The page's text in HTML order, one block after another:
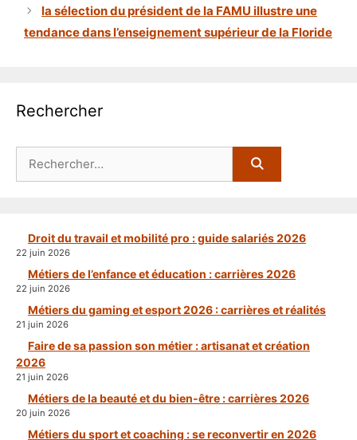
la sélection du président de la FAMU illustre une
tendance dans l’enseignement supérieur de la Floride
Rechercher
Droit du travail et mobilité pro : guide salariés 2026
22 juin 2026
Métiers de l’enfance et éducation : carrières 2026
22 juin 2026
Métiers du gaming et esport 2026 : carrières et réalités
21 juin 2026
Faire de sa passion son métier : artisanat et création
2026
21 juin 2026
Métiers de la beauté et du bien-être : carrières 2026
20 juin 2026
Métiers du sport et coaching : se reconvertir en 2026